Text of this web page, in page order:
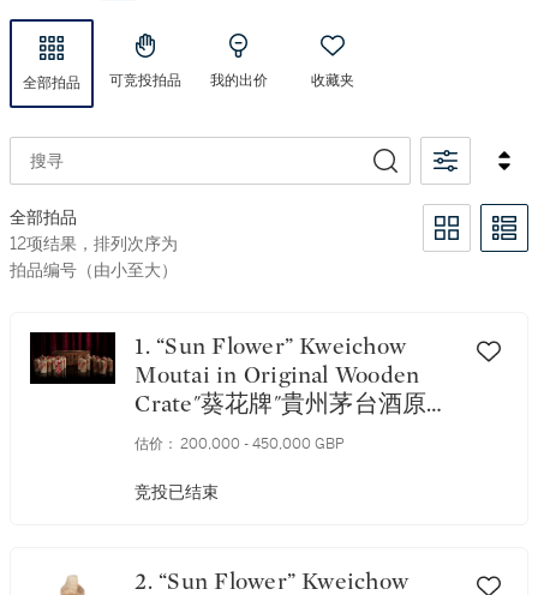
全部拍品 可竞投拍品 我的出价 收藏夹
搜寻
全部拍品
12项结果，排列次序为 拍品编号（由小至大）
12项结果，排列次序为
拍品编号（由小至大）
1. “Sun Flower” Kweichow
Moutai in Original Wooden
Crate"葵花牌"貴州茅台酒原木
箱 1972 (24 BT54)
估价： 200,000 - 450,000 GBP
竞投已结束
2. “Sun Flower” Kweichow